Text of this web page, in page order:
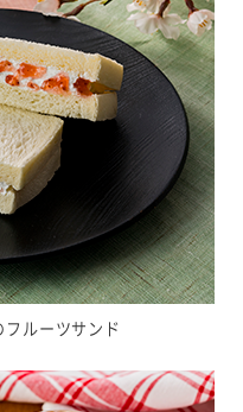
フルーツサンド